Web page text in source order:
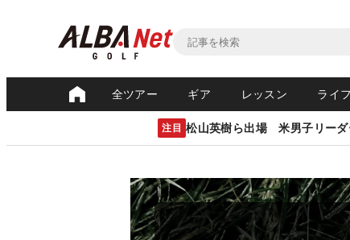
全ツアー ギア レッスン ライフ
注目 松山英樹ら出場 米男子リーダ